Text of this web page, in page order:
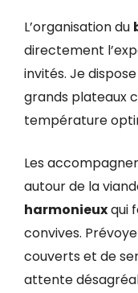
L’organisation du
directement
invités. Je
grands plateaux
température
Les
autour de la
harmonieuxqui
convives.
couverts et de
attente